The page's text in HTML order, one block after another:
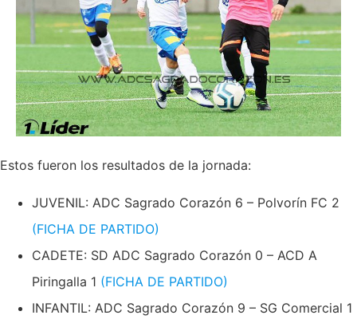
Estos fueron los resultados de la jornada:
JUVENIL: ADC Sagrado Corazón 6 – Polvorín FC 2
(FICHA DE PARTIDO)
CADETE: SD ADC Sagrado Corazón 0 – ACD A
Piringalla 1 (FICHA DE PARTIDO)
INFANTIL: ADC Sagrado Corazón 9 – SG Comercial 1